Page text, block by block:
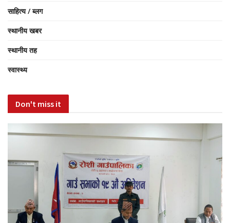
साहित्य / ब्लग
स्थानीय खबर
स्थानीय तह
स्वास्थ्य
Don't miss it